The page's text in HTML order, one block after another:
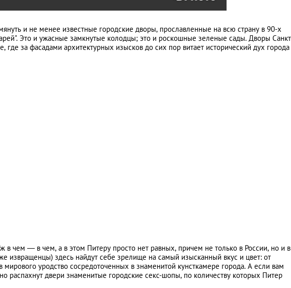
и не менее известные городские дворы, прославленные на всю страну в 90-х
Это и ужасные замкнутые колодцы; это и роскошные зеленые сады. Дворы
где за фасадами архитектурных изысков до сих пор витает исторический дух города
чем — в чем, а в этом Питеру просто нет равных, причем не только в России, но и в
извращенцы) здесь найдут себе зрелище на самый изысканный вкус и цвет: от
уродство сосредоточенных в знаменитой кунсткамере города. А если вам
распахнут двери знаменитые городские секс-шопы, по количеству которых Питер